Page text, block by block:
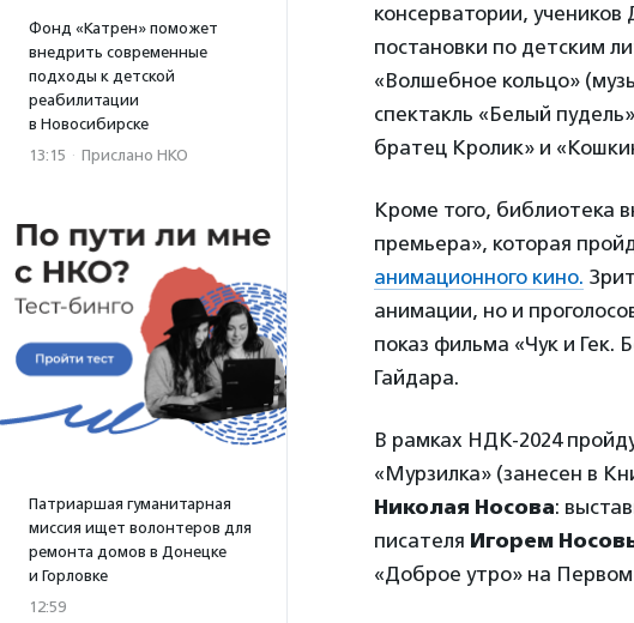
Фонд «Катрен» поможет
внедрить современные
подходы к детской
реабилитации
в Новосибирске
13:15 · Прислано НКО
Патриаршая гуманитарная
миссия ищет волонтеров для
ремонта домов в Донецке
и Горловке
12:59
консерватории,
постановки по детским
«Волшебное кольцо»
спектакль «Белый
братец Кролик» и
Кроме того, библиотека
премьера», которая
анимационного кино.
анимации, но и
показ фильма «Чук и Гек.
Гайдара.
В рамках НДК-2024
«Мурзилка» (занесен в
Николая Носова:
писателя Игорем
«Доброе утро» на Первом